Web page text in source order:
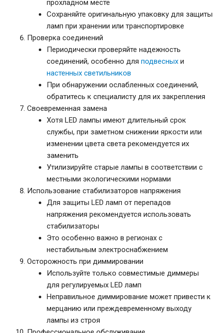
прохладном месте
Сохраняйте оригинальную упаковку для защиты
ламп при хранении или транспортировке
Проверка соединений
Периодически проверяйте надежность
соединений, особенно для подвесных и
настенных светильников
При обнаружении ослабленных соединений,
обратитесь к специалисту для их закрепления
Своевременная замена
Хотя LED лампы имеют длительный срок
службы, при заметном снижении яркости или
изменении цвета света рекомендуется их
заменить
Утилизируйте старые лампы в соответствии с
местными экологическими нормами
Использование стабилизаторов напряжения
Для защиты LED ламп от перепадов
напряжения рекомендуется использовать
стабилизаторы
Это особенно важно в регионах с
нестабильным электроснабжением
Осторожность при диммировании
Используйте только совместимые диммеры
для регулируемых LED ламп
Неправильное диммирование может привести к
мерцанию или преждевременному выходу
лампы из строя